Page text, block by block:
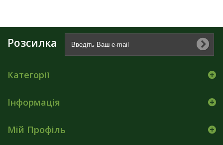
Розсилка
Категорії
Інформація
Мій Профіль